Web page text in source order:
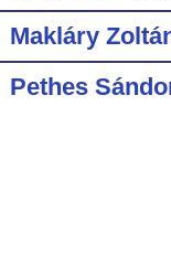
Makláry
Pethes